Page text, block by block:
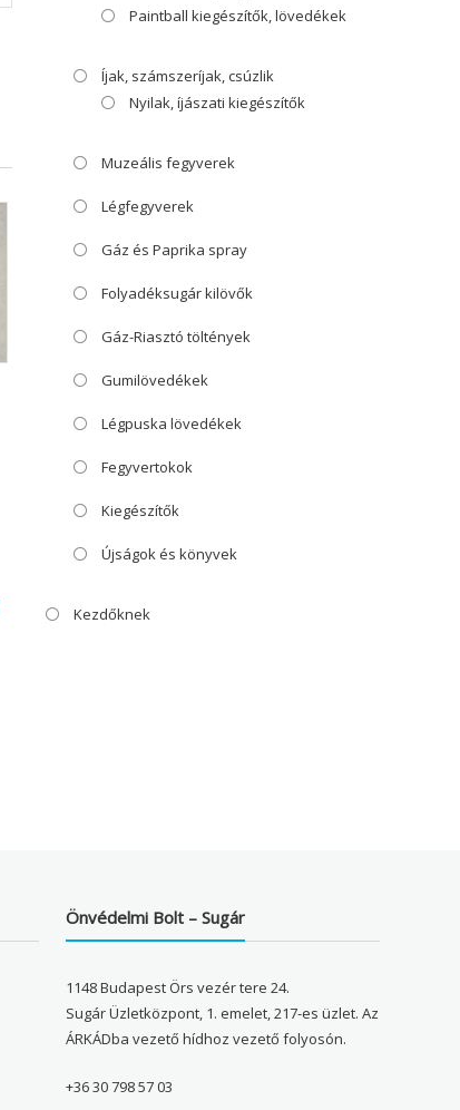
Paintball kiegészítők, lövedékek
Íjak, számszeríjak, csúzlik
Nyilak, íjászati kiegészítők
Muzeális fegyverek
Légfegyverek
Gáz és Paprika spray
Folyadéksugár kilövők
Gáz-Riasztó töltények
Gumilövedékek
Légpuska lövedékek
Fegyvertokok
Kiegészítők
Újságok és könyvek
Kezdőknek
Önvédelmi Bolt – Sugár
1148 Budapest Örs vezér tere 24.
Sugár Üzletközpont, 1. emelet, 217-es üzlet. Az
ÁRKÁDba vezető hídhoz vezető folyosón.
+36 30 798 57 03